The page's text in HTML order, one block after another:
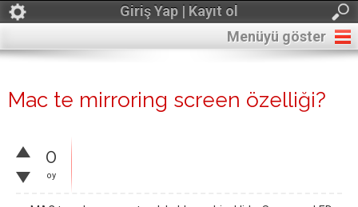
Giriş Yap | Kayıt ol
Menüyü göster
Mac te mirroring screen özelliği?
0
oy